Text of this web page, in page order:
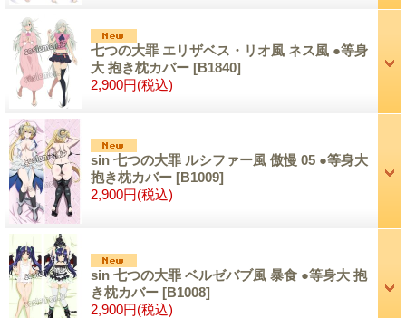
七つの大罪 エリザベス・リオ風 ネス風 ●等身
大 抱き枕カバー [B1840]
2,900円(税込)
sin 七つの大罪 ルシファー風 傲慢 05 ●等身大
抱き枕カバー [B1009]
2,900円(税込)
sin 七つの大罪 ベルゼバブ風 暴食 ●等身大 抱
き枕カバー [B1008]
2,900円(税込)